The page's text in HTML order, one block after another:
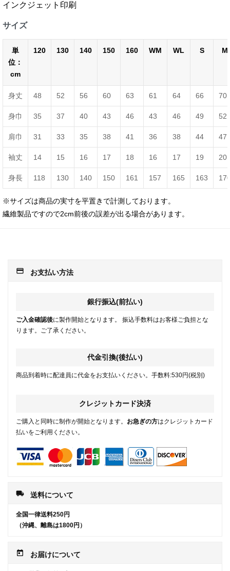
インクジェット印刷
サイズ
単
位：
cm
120 130 140 150 160 WM WL S M
身丈 48 52 56 60 63 61 64 66 70
身巾 35 37 40 43 46 43 46 49 52
肩巾 31 33 35 38 41 36 38 44 47
袖丈 14 15 16 17 18 16 17 19 20
身長 118 130 140 150 161 157 165 163
※サイズは商品の実寸を平置きで計測しております。
繊維製品ですので2cm前後の誤差が出る場合があります。
payment お支払い方法
銀行振込(前払い)
ご入金確認後に製作開始となります。 振込手数料はお客様ご負担とな
ります。ご了承ください。
代金引換(後払い)
商品到着時に配達員に代金をお支払いください。手数料:530円(税別)
クレジットカード決済
ご購入と同時に制作が開始となります。 お急ぎの方はクレジットカード
払いをご利用ください。
local_shipping 送料について
全国一律送料250円
（沖縄、離島は1800円）
today お届けについて